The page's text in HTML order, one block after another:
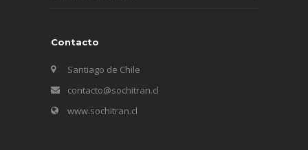
Contacto
Santiago de Chile
contacto@sochitran.cl
www.sochitran.cl